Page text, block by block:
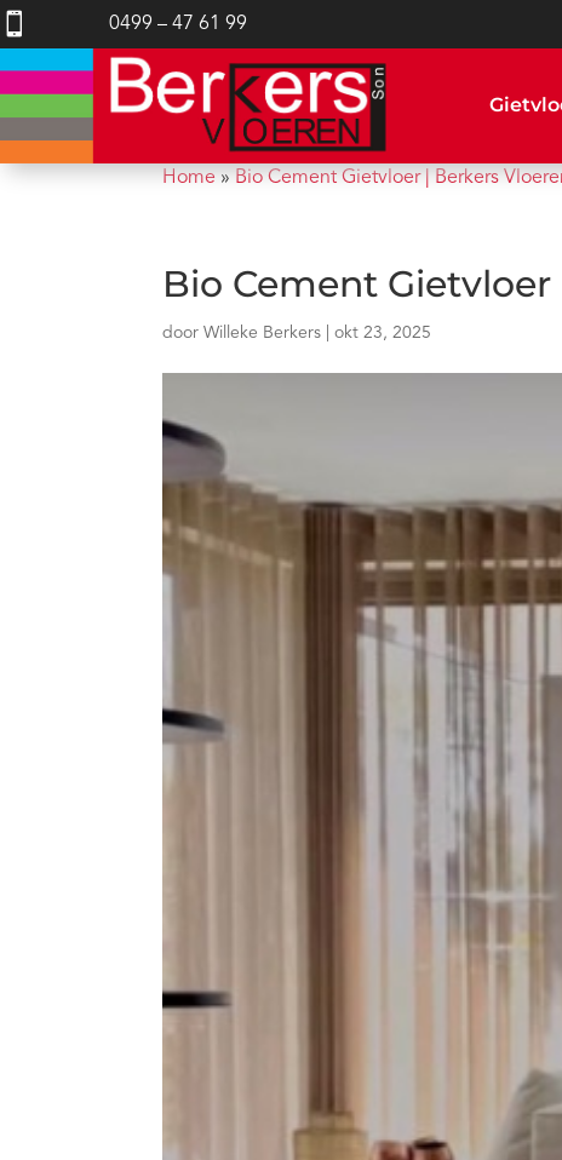
 0499 – 47 61 99
Home » Bio Cement Gietvloer | Berkers
Bio Cement
doorWilleke Berkers |okt 23, 2025